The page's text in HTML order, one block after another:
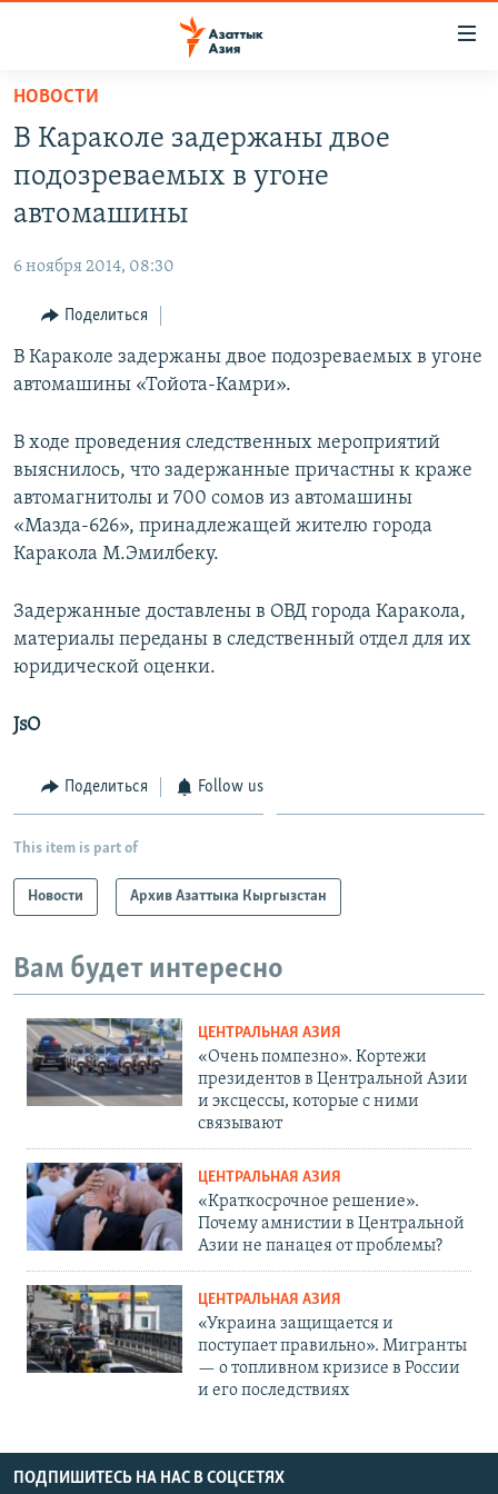
Вернуться
основному
содержанию
главной
навигации
Вернутся
поиску
КАЗАХСТАН
ТАДЖИКИСТАН
НОВОСТИ
ВОЙНА В УКРАИНЕ
ҚАЗАҚША
КЫРГЫЗЧА
ЎЗБЕКЧА
TÜRKMENÇE
НОВОСТИ
В Караколе задержаны двое
подозреваемых в угоне
автомашины
6 ноября 2014, 08:30
Поделиться
В Караколе задержаны двое подозреваемых в угоне
автомашины «Тойота-Камри».
В ходе проведения следственных мероприятий
выяснилось, что задержанные причастны к краже
автомагнитолы и 700 сомов из автомашины
«Мазда-626», принадлежащей жителю города
Каракола М.Эмилбеку.
Задержанные доставлены в ОВД города Каракола,
материалы переданы в следственный отдел для их
юридической оценки.
JsO
Поделиться Follow us
This item is part of
Новости Архив Азаттыка Кыргызстан
Вам будет интересно
ЦЕНТРАЛЬНАЯ АЗИЯ
«Очень помпезно». Кортежи
президентов в Центральной Азии
и эксцессы, которые с ними
связывают
ЦЕНТРАЛЬНАЯ АЗИЯ
«Краткосрочное решение».
Почему амнистии в Центральной
Азии не панацея от проблемы?
ЦЕНТРАЛЬНАЯ АЗИЯ
«Украина защищается и
поступает правильно». Мигранты
— о топливном кризисе в России
и его последствиях
ПОДПИШИТЕСЬ НА НАС В СОЦСЕТЯХ